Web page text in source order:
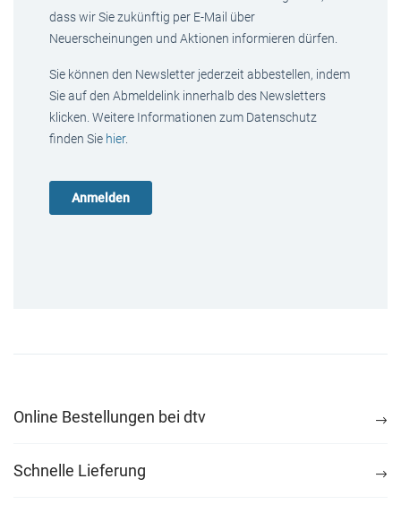
dass wir Sie zukünftig per E-Mail über
Neuerscheinungen und Aktionen informieren dürfen.
Sie können den Newsletter jederzeit abbestellen, indem
Sie auf den Abmeldelink innerhalb des Newsletters
klicken. Weitere Informationen zum Datenschutz
finden Sie hier.
Online Bestellungen bei dtv
Schnelle Lieferung